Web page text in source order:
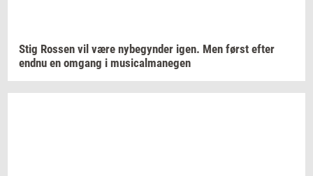
Stig Ros­sen vil være ny­be­gyn­der igen. Men først efter
endnu en om­gang i mu­si­cal­ma­ne­gen